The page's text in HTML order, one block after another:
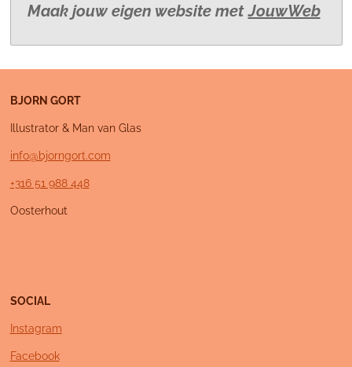
Maak jouw eigen website met JouwWeb
BJORN GORT
Illustrator & Man van Glas
info@bjorngort.com
+316 51 988 448
Oosterhout
SOCIAL
Instagram
Facebook